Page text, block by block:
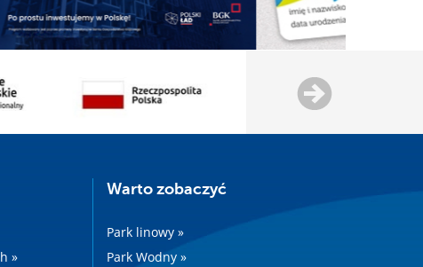
»
Warto zobaczyć
Park linowy »
Park Wodny »